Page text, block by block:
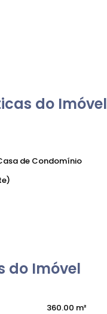
do Imóvel
de Condomínio
do Imóvel
360.00 m²